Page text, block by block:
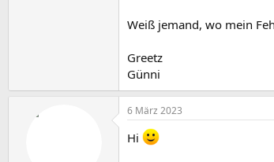
Weiß jemand, wo mein
Greetz
Günni
6 März 2023
Hi